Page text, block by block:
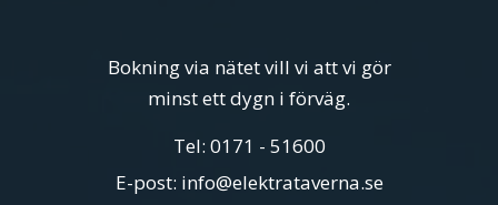
Bokning via nätet vill vi att vi gör
minst ett dygn i förväg.
Tel: 0171 - 51600
E-post: info@elektrataverna.se